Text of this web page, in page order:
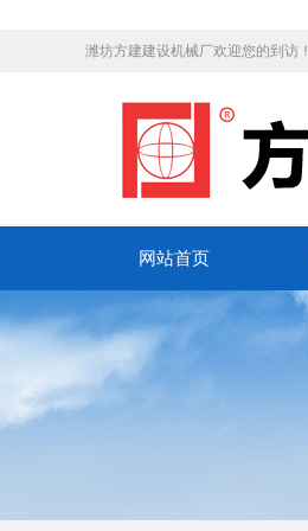
潍坊方建建设机械厂欢迎您的到访！
网站首页